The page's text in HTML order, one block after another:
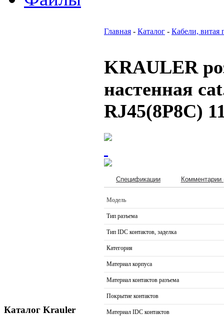
Каталог Krauler
Главная - Каталог - Кабели, витая
KRAULER
настенная
RJ45(8P8C)
Спецификации Комментарии
Модель
Тип разъема
Тип IDC контактов, заделка
Категория
Материал корпуса
Материал контактов разъема
Покрытие контактов
Материал IDC контактов